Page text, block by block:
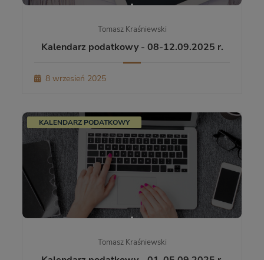
Tomasz Kraśniewski
Kalendarz podatkowy - 08-12.09.2025 r.
8 wrzesień 2025
KALENDARZ PODATKOWY
Tomasz Kraśniewski